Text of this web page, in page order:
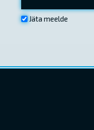
Jäta meelde